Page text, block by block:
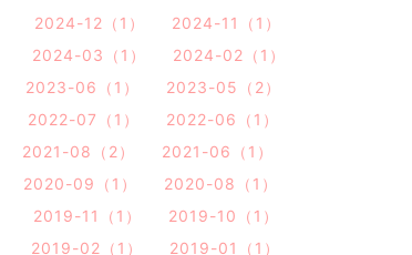
2024-12（1）
2024-11（1）
2024-03（1）
2024-02（1）
2023-06（1）
2023-05（2）
2022-07（1）
2022-06（1）
2021-08（2）
2021-06（1）
2020-09（1）
2020-08（1）
2019-11（1）
2019-10（1）
2019-02（1）
2019-01（1）